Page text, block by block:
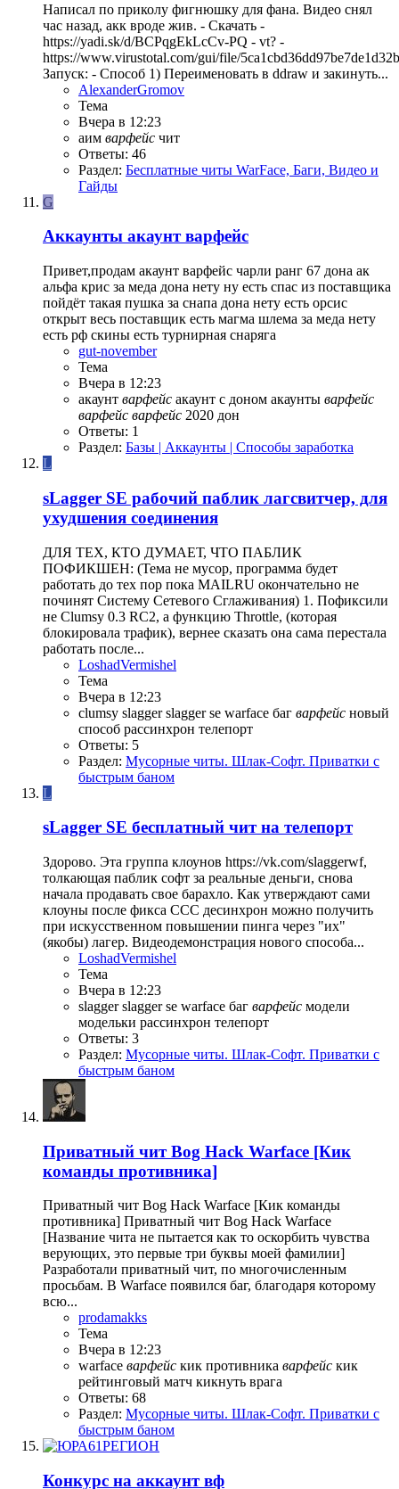
Написал по приколу фигнюшку для фана. Видео снял
час назад, акк вроде жив. - Скачать -
https://yadi.sk/d/BCPqgEkLcCv-PQ - vt? -
https://www.virustotal.com/gui/file/
Запуск: - Способ 1) Переименовать в ddraw и закинуть...
AlexanderGromov
Тема
Вчера в 12:23
аим варфейс чит
Ответы: 46
Раздел: Бесплатные читы WarFace, Баги, Видео и
Гайды
G
Аккаунты акаунт варфейс
Привет,продам акаунт варфейс чарли ранг 67 дона ак
альфа крис за меда дона нету ну есть спас из поставщика
пойдёт такая пушка за снапа дона нету есть орсис
открыт весь поставщик есть магма шлема за меда нету
есть рф скины есть турнирная снаряга
gut-november
Тема
Вчера в 12:23
акаунт варфейс акаунт с доном акаунты варфейс
варфейс варфейс 2020 дон
Ответы: 1
Раздел: Базы | Аккаунты | Способы заработка
L
sLagger SE рабочий паблик лагсвитчер, для
ухудшения соединения
ДЛЯ ТЕХ, КТО ДУМАЕТ, ЧТО ПАБЛИК
ПОФИКШЕН: (Тема не мусор, программа будет
работать до тех пор пока MAILRU окончательно не
починят Систему Сетевого Сглаживания) 1. Пофиксили
не Clumsy 0.3 RC2, а функцию Throttle, (которая
блокировала трафик), вернее сказать она сама перестала
работать после...
LoshadVermishel
Тема
Вчера в 12:23
clumsy slaggerslagger se warface баг варфейс новый
способ рассинхрон телепорт
Ответы: 5
Раздел: Мусорные читы. Шлак-Софт. Приватки с
быстрым баном
L
sLagger SE бесплатный чит на телепорт
Здорово. Эта группа клоунов https://vk.com/slaggerwf,
толкающая паблик софт за реальные деньги, снова
начала продавать свое барахло. Как утверждают сами
клоуны после фикса ССС десинхрон можно получить
при искусственном повышении пинга через "их"
(якобы) лагер. Видеодемонстрация нового способа...
LoshadVermishel
Тема
Вчера в 12:23
slaggerslagger se warface баг варфейс модели
модельки рассинхрон телепорт
Ответы: 3
Раздел: Мусорные читы. Шлак-Софт. Приватки с
быстрым баном
Приватный чит Bog Hack Warface [Кик
команды противника]
Приватный чит Bog Hack Warface [Кик команды
противника] Приватный чит Bog Hack Warface
[Название чита не пытается как то оскорбить чувства
верующих, это первые три буквы моей фамилии]
Разработали приватный чит, по многочисленным
просьбам. В Warface появился баг, благодаря которому
всю...
prodamakks
Тема
Вчера в 12:23
warface варфейс кик противника варфейс кик
рейтинговый матч кикнуть врага
Ответы: 68
Раздел: Мусорные читы. Шлак-Софт. Приватки с
быстрым баном
Конкурс на аккаунт вф